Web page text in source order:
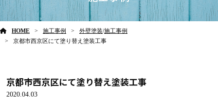
HOME 施工事例 外壁塗装/施工事例
京都市西京区にて塗り替え塗装工事
京都市西京区にて塗り替え塗装工事
2020.04.03